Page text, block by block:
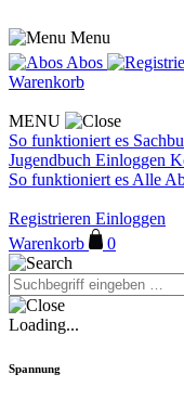
Menu
Abos
Warenkorb
MENU
So funktioniert es
Jugendbuch Einloggen
So funktioniert es Alle
Registrieren Einloggen
Warenkorb
0
Loading...
Spannung